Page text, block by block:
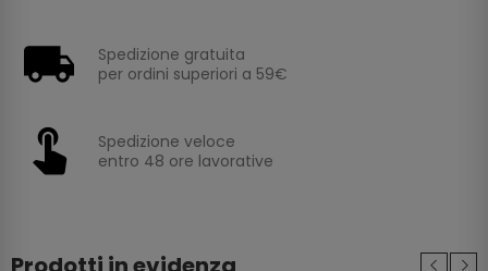
Spedizione gratuita
per ordini superiori a 59€
Spedizione veloce
entro 48 ore lavorative